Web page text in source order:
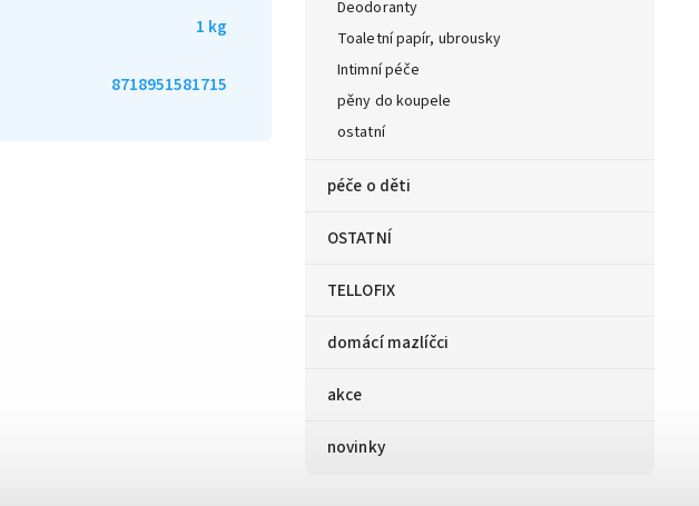
Deodoranty
Toaletní papír, ubrousky
Intimní péče
pěny do koupele
ostatní
péče o děti
OSTATNÍ
TELLOFIX
domácí mazlíčci
akce
novinky
1 kg
8718951581715